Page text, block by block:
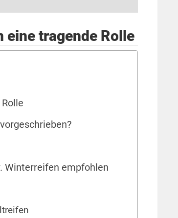
tragende Rolle
Winterreifen empfohlen